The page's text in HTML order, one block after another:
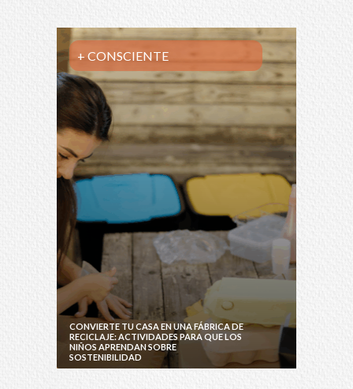
+ CONSCIENTE
CONVIERTE TU CASA EN UNA FÁBRICA DE
RECICLAJE: ACTIVIDADES PARA QUE LOS
NIÑOS APRENDAN SOBRE
SOSTENIBILIDAD